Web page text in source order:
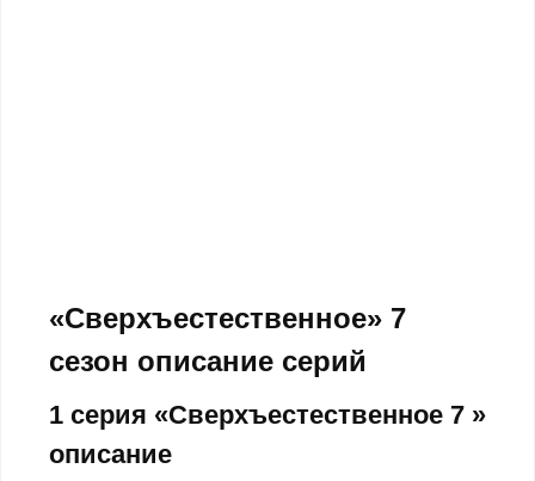
«Сверхъестественное» 7
сезон описание серий
1 серия «Сверхъестественное 7 »
описание